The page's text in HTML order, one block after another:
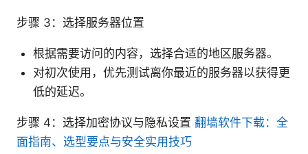
步骤 3：选择服务器位置
根据需要访问的内容，选择合适的地区服务器。
对初次使用，优先测试离你最近的服务器以获得更
低的延迟。
步骤 4：选择加密协议与隐私设置 翻墙软件下载：全
面指南、选型要点与安全实用技巧